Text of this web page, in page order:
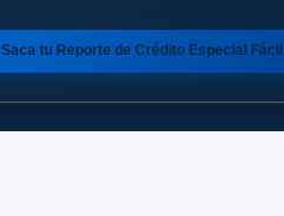
Saca tu Reporte de Crédito Especial Fácil